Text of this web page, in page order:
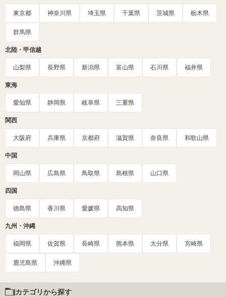
東京都 神奈川県 埼玉県 千葉県 茨城県 栃木県
群馬県
北陸・甲信越
山梨県 長野県 新潟県 富山県 石川県 福井県
東海
愛知県 静岡県 岐阜県 三重県
関西
大阪府 兵庫県 京都府 滋賀県 奈良県 和歌山県
中国
岡山県 広島県 鳥取県 島根県 山口県
四国
徳島県 香川県 愛媛県 高知県
九州・沖縄
福岡県 佐賀県 長崎県 熊本県 大分県 宮崎県
鹿児島県 沖縄県
カテゴリから探す